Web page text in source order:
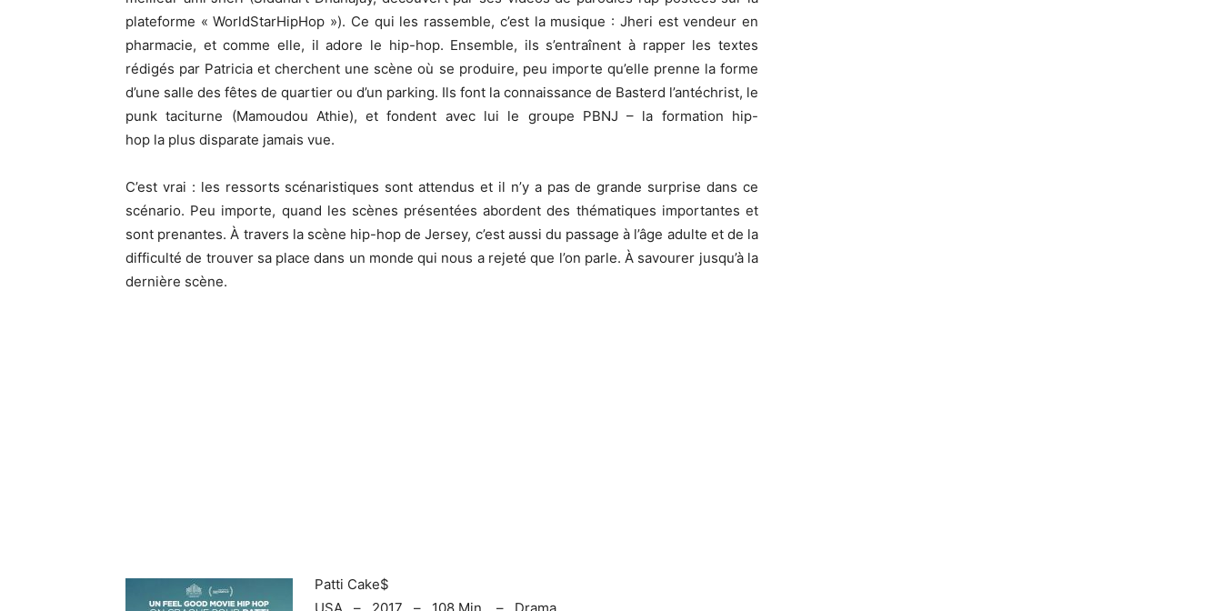
plateforme «WorldStarHipHop »). Ce qui les rassemble, c’est la musique : Jheri est vendeur en
pharmacie, et comme elle, il adore le hip-hop. Ensemble, ils s’entraînent à rapperles textes
rédigés par Patricia et cherchent une scène où se produire, peu importe qu’elle prenne la forme
d’une salle des fêtes de quartier ou d’un parking. Ils font la connaissance de Basterd l’antéchrist, le
punk taciturne (Mamoudou Athie), et fondent avec lui le groupe PBNJ – la formation hip-
hop la plus disparate jamais vue.
C’est vrai : les ressorts scénaristiques sont attendus et il n’y a pas de grande surprise dans ce
scénario. Peu importe, quand les scènes présentées abordent des thématiques importantes et
sont prenantes. À travers la scène hip-hop de Jersey, c’est aussi du passage à l’âge adulte et de la
difficulté de trouver sa place dans un monde qui nous a rejeté que l’on parle. À savourer jusqu’à la
dernière scène.
Patti Cake$